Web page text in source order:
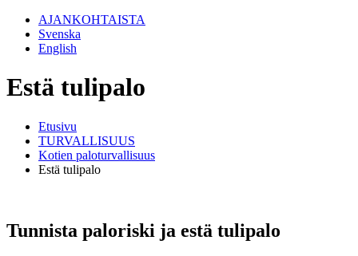
AJANKOHTAISTA
Svenska
English
Estä tulipalo
Etusivu
TURVALLISUUS
Kotien paloturvallisuus
Estä tulipalo
Tunnista paloriski ja estä tulipalo